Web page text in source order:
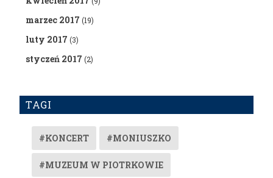
marzec 2017 (19)
luty 2017 (3)
styczeń 2017 (2)
TAGI
#KONCERT #MONIUSZKO
#MUZEUM W PIOTRKOWIE